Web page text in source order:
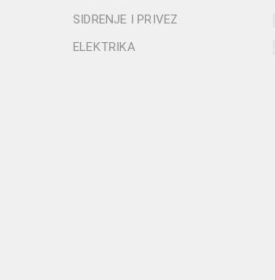
SIDRENJE I PRIVEZ
ELEKTRIKA